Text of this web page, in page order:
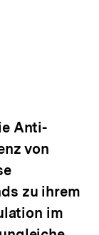
Anti-
von
zu ihrem
im